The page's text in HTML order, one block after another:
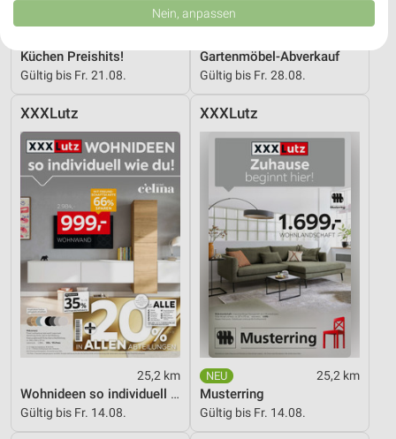
Küchen Preishits!
Gültig bis Fr. 21.08.
Gartenmöbel-Abverkauf
Gültig bis Fr. 28.08.
XXXLutz
25,2 km
Wohnideen so individuell wie du!
Gültig bis Fr. 14.08.
XXXLutz
25,2 km
Musterring
Gültig bis Fr. 14.08.
Daten können außerhalb der Europäischen Union weitergegeben und in die
USA gesendet werden.
Website/App.
Partnerliste anzeigen (1 IAB-Anbieter)
IAB-Verarbeitungszwecke:
Speichern von oder Zugriff auf Informationen
auf einem Endgerät
Verwendung reduzierter Daten zur Auswahl von
Werbeanzeigen
Erstellung von Profilen für personalisierte
Verwendung von Profilen zur Auswahl
personalisierter Werbung
Erstellung von Profilen zur Personalisierung
Verwendung von Profilen zur Auswahl
personalisierter Inhalte
Nein, anpassen